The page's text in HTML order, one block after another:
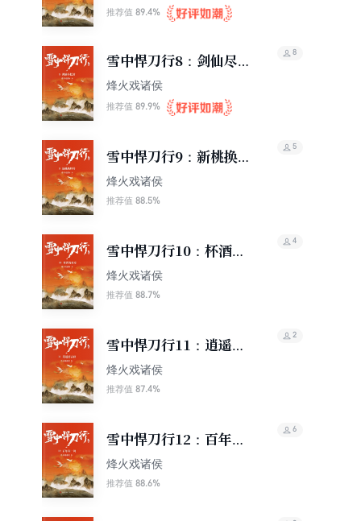
推荐值 89.4%
雪中悍刀行8：剑仙尽低
眉
烽火戏诸侯
推荐值 89.9%
8
雪中悍刀行9：新桃换旧
符
烽火戏诸侯
推荐值 88.5%
5
雪中悍刀行10：杯酒贺
新凉
烽火戏诸侯
推荐值 88.7%
4
雪中悍刀行11：逍遥游
春秋
烽火戏诸侯
推荐值 87.4%
2
雪中悍刀行12：百年问
一剑
烽火戏诸侯
推荐值 88.6%
6